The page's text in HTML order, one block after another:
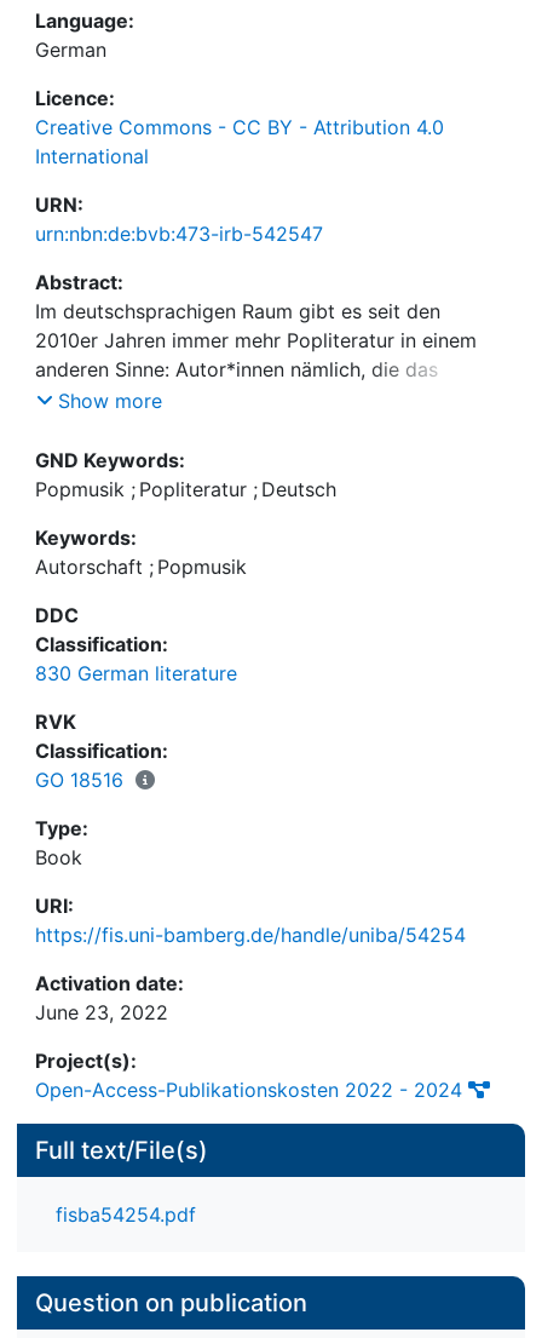
Language:
German
Licence:
Creative Commons - CC BY - Attribution 4.0
International
URN:
urn:nbn:de:bvb:473-irb-542547
Abstract:
Im deutschsprachigen Raum gibt es seit den
2010er Jahren immer mehr Popliteratur in einem
anderen Sinne: Autor*innen nämlich, die das
popkulturelle Feld zuerst als Musiker*in betreten
Feldwechsel sind für Verlage und für die
Akteur*innen äußert lukrativ und attraktiv. Die
Übermaß ausgeschüttet, wenn jemand mit einem
gewissen Bekanntheitsgrad aufbricht und den
literarischen Kampfplatz betritt. Die
Beiträger*innen kartographieren das
expandierende Feld der popliterarischen
Musiker*innenromane und -texte mit besonderem
Fokus auf ästhetische Verfahren und
Otremba sowie einem Interview mit Thorsten
Nagelschmidt.
Show more
GND Keywords:
Popmusik ; Popliteratur ; Deutsch
Keywords:
Autorschaft ; Popmusik
DDC
Classification:
830 German literature
RVK
Classification:
GO 18516
Type:
Book
URI:
https://fis.uni-bamberg.de/handle/uniba/54254
Activation date:
June 23, 2022
Project(s):
Open-Access-Publikationskosten 2022 - 2024
Full text/File(s)
fisba54254.pdf
Question on publication